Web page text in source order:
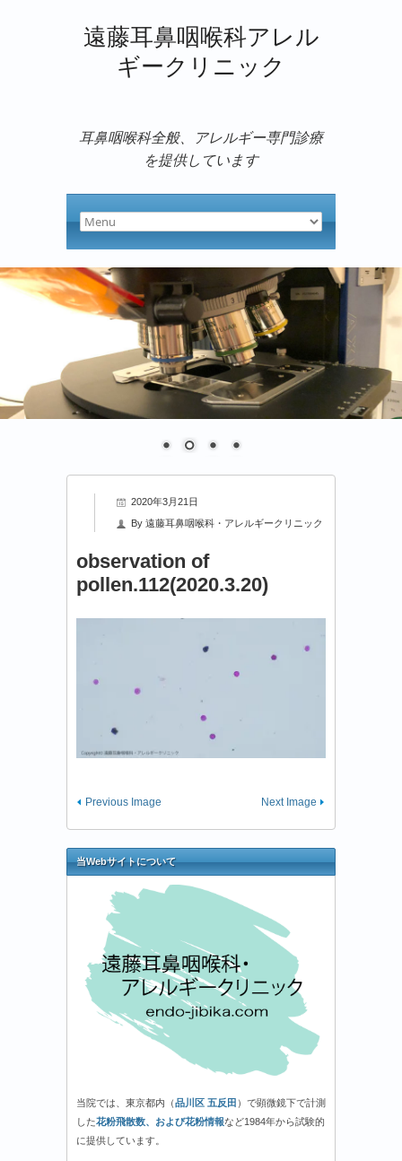
遠藤耳鼻咽喉科アレル
ギークリニック
耳鼻咽喉科全般、アレルギー専門診療
を提供しています
2020年3月21日
By 遠藤耳鼻咽喉科・アレルギークリニック
observation of
pollen.112(2020.3.20)
Previous Image Next Image
当Webサイトについて
当院では、東京都内（品川区 五反田 ）で顕微鏡下で計測
した花粉飛散数、および花粉情報など1984年から試験的
に提供しています。